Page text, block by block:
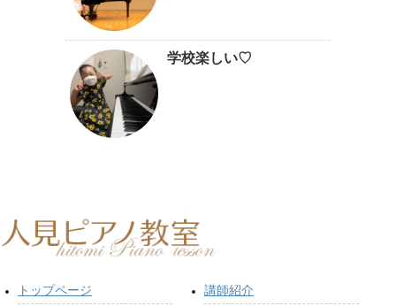
学校楽しい♡
トップページ 講師紹介